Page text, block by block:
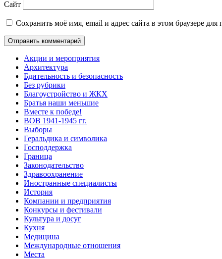
Сайт
Сохранить моё имя, email и адрес сайта в этом браузере
Акции и мероприятия
Архитектура
Бдительность и безопасность
Без рубрики
Благоустройство и ЖКХ
Братья наши меньшие
Вместе к победе!
ВОВ 1941-1945 гг.
Выборы
Геральдика и символика
Господдержка
Граница
Законодательство
Здравоохранение
Иностранные специалисты
История
Компании и предприятия
Конкурсы и фестивали
Культура и досуг
Кухня
Медицина
Международные отношения
Места